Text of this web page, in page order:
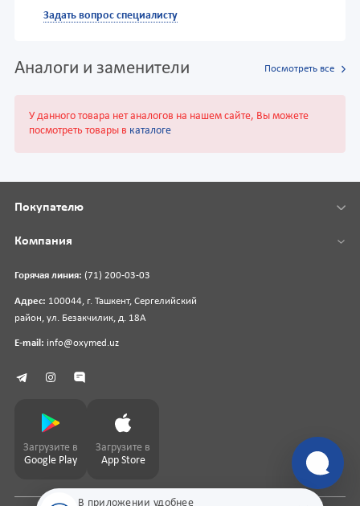
Задать вопрос специалисту
Аналоги и заменители Посмотреть все
У данного товара нет аналогов на нашем сайте, Вы можете
посмотреть товары в каталоге
В приложении удобнее
Горячая линия: (71) 200-03-03
Адрес: 100044, г. Ташкент, Сергелийский
район, ул. Безакчилик, д. 18А
E-mail: info@oxymed.uz
Покупателю
Компания
Загрузите в
Google Play
Загрузите в
App Store